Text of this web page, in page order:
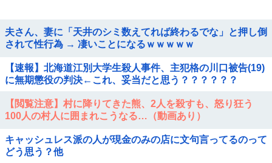
夫さん、妻に「天井のシミ数えてれば終わるでな」と押し倒
されて性行為 → 凄いことになるｗｗｗｗｗ
【速報】北海道江別大学生殺人事件、主犯格の川口被告(19)
に無期懲役の判決←これ、妥当だと思う？？？？？？
【閲覧注意】村に降りてきた熊、2人を殺すも、怒り狂う
100人の村人に囲まれこうなる…（動画あり）
キャッシュレス派の人が現金のみの店に文句言ってるのって
どう思う？他